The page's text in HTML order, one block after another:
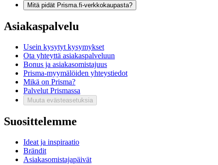
Mitä pidät Prisma.fi-verkkokaupasta?
Asiakaspalvelu
Usein kysytyt kysymykset
Ota yhteyttä asiakaspalveluun
Bonus ja asiakasomistajuus
Prisma-myymälöiden yhteystiedot
Mikä on Prisma?
Palvelut Prismassa
Muuta evästeasetuksia
Suosittelemme
Ideat ja inspiraatio
Brändit
Asiakasomistajapäivät